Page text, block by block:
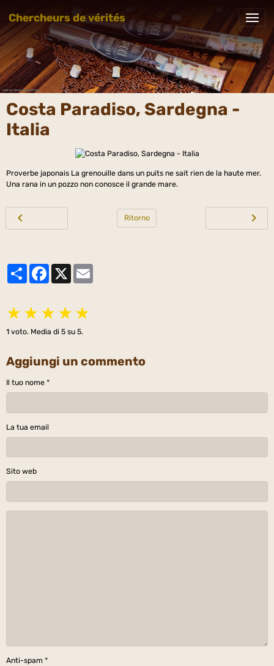
Chercheurs de vérités
Costa Paradiso, Sardegna -
Italia
Proverbe japonais La grenouille dans un puits ne sait rien de la haute mer.
Una rana in un pozzo non conosce il grande mare.
Ritorno
PartagerFacebook
★ ★ ★ ★ ★
1 voto. Media di 5 su 5.
Aggiungi un commento
Il tuo nome
La tua email
Sito web
Anti-spam